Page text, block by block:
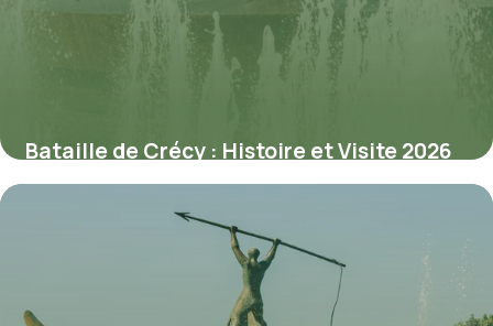
Bataille de Crécy : Histoire et Visite 2026
2 juin 2026